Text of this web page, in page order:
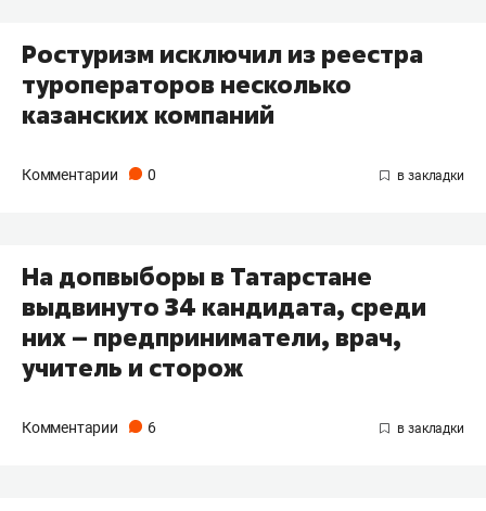
Ростуризм исключил из реестра
туроператоров несколько
казанских компаний
Комментарии 0
На допвыборы в Татарстане
выдвинуто 34 кандидата, среди
них – предприниматели, врач,
учитель и сторож
Комментарии 6